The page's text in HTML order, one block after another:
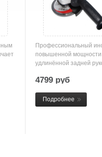
Профессиональный
повышенной мощности
удлинённой задней
4799 руб
Подробнее